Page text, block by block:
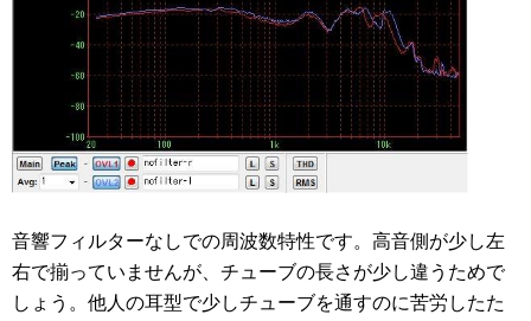
音響フィルターなしでの周波数特性です。高音側が少し左
右で揃っていませんが、チューブの長さが少し違うためで
しょう。他人の耳型で少しチューブを通すのに苦労したた